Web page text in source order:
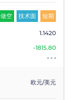
做空 技术面 短期
1.1420
-1815.80
欧元/美元